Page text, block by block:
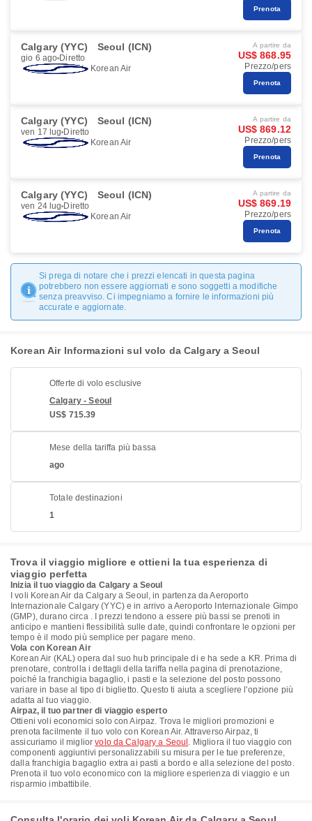
Prenota
Calgary (YYC) Seoul (ICN)
gio 6 ago Diretto
Korean Air
A partire da
US$ 868.95
Prezzo/pers
Prenota
Calgary (YYC) Seoul (ICN)
ven 17 lug Diretto
Korean Air
A partire da
US$ 869.12
Prezzo/pers
Prenota
Calgary (YYC) Seoul (ICN)
ven 24 lug Diretto
Korean Air
A partire da
US$ 869.19
Prezzo/pers
Prenota
Si prega di notare che i prezzi elencati in questa pagina
potrebbero non essere aggiornati e sono soggetti a modifiche
senza preavviso. Ci impegniamo a fornire le informazioni più
accurate e aggiornate.
Korean Air Informazioni sul volo da Calgary a Seoul
Offerte di volo esclusive
Calgary - Seoul
US$ 715.39
Mese della tariffa più bassa
ago
Totale destinazioni
1
Trova il viaggio migliore e ottieni la tua esperienza di
viaggio perfetta
Inizia il tuo viaggio da Calgary a Seoul
I voli Korean Air da Calgary a Seoul, in partenza da Aeroporto
Internazionale Calgary (YYC) e in arrivo a Aeroporto Internazionale Gimpo
(GMP), durano circa . I prezzi tendono a essere più bassi se prenoti in
anticipo e mantieni flessibilità sulle date, quindi confrontare le opzioni per
tempo è il modo più semplice per pagare meno.
Vola con Korean Air
Korean Air (KAL) opera dal suo hub principale di e ha sede a KR. Prima di
prenotare, controlla i dettagli della tariffa nella pagina di prenotazione,
poiché la franchigia bagaglio, i pasti e la selezione del posto possono
variare in base al tipo di biglietto. Questo ti aiuta a scegliere l'opzione più
adatta al tuo viaggio.
Airpaz, il tuo partner di viaggio esperto
Ottieni voli economici solo con Airpaz. Trova le migliori promozioni e
prenota facilmente il tuo volo con Korean Air. Attraverso Airpaz, ti
assicuriamo il migliorvolo da Calgary a Seoul . Migliora il tuo viaggio con
componenti aggiuntivi personalizzabili su misura per le tue preferenze,
dalla franchigia bagaglio extra ai pasti a bordo e alla selezione del posto.
Prenota il tuo volo economico con la migliore esperienza di viaggio e un
risparmio imbattibile.